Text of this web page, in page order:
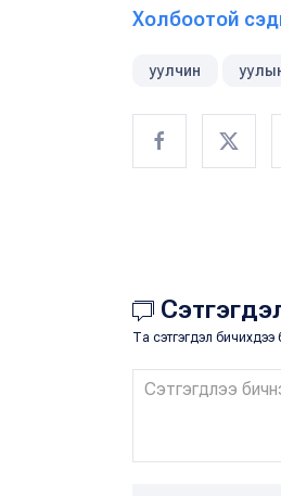
Холбоотой
уулчин
Та сэтгэгдэл бичихдээ